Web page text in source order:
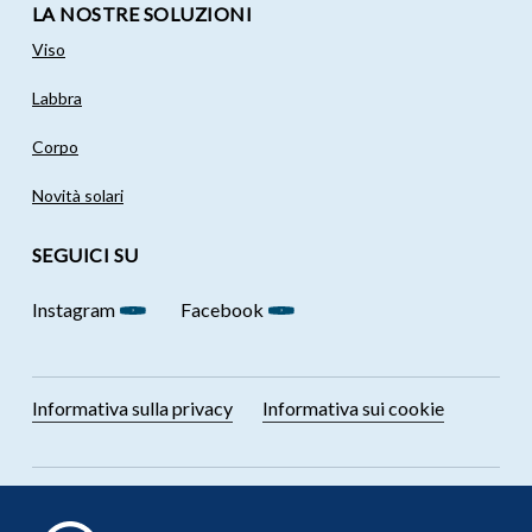
LA NOSTRE SOLUZIONI
Viso
Labbra
Corpo
Novità solari
SEGUICI SU
Instagram Facebook
Informativa sulla privacy Informativa sui cookie